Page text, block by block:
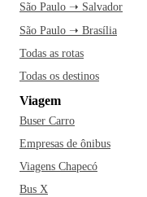
São Paulo ➝ Salvador
São Paulo ➝ Brasília
Todas as rotas
Todas os destinos
Viagem
Buser Carro
Empresas de ônibus
Viagens Chapecó
Bus X